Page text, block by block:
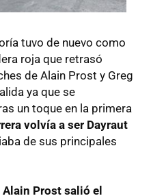
tuvo de nuevo como
roja que retrasó
de Alain Prost y Greg
ya que se
un toque en la primera
volvía a ser Dayraut
de sus principales
Alain Prost salió el